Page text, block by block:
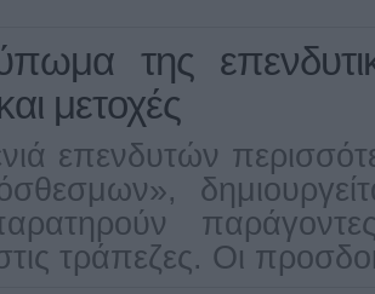
της
μετοχές
επενδυτών
τράπεζες. Οι